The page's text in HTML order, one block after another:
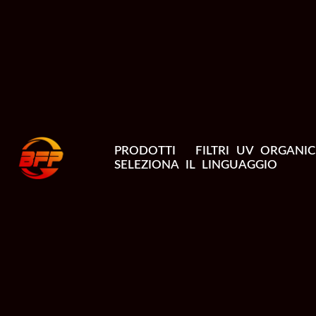
PRODOTTI FILTRI UV ORGANICI
SELEZIONA IL LINGUAGGIO